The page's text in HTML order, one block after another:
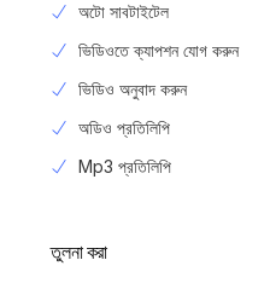
অটো সাবটাইটেল
ভিডিওতে ক্যাপশন যোগ করুন
ভিডিও অনুবাদ করুন
অডিও প্রতিলিপি
Mp3 প্রতিলিপি
তুলনা করা